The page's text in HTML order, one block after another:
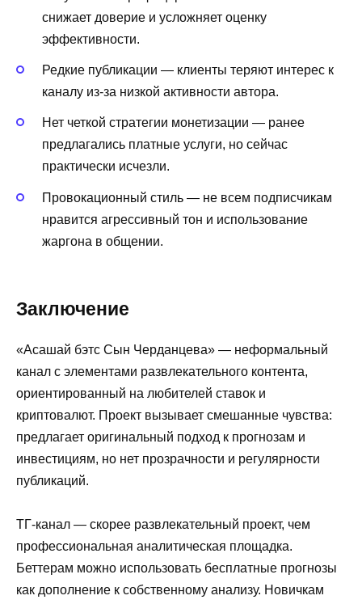
снижает доверие и усложняет оценку
эффективности.
Редкие публикации — клиенты теряют интерес к
каналу из-за низкой активности автора.
Нет четкой стратегии монетизации — ранее
предлагались платные услуги, но сейчас
практически исчезли.
Провокационный стиль — не всем подписчикам
нравится агрессивный тон и использование
жаргона в общении.
Заключение
«Асашай бэтс Сын Черданцева» — неформальный
канал с элементами развлекательного контента,
ориентированный на любителей ставок и
криптовалют. Проект вызывает смешанные чувства:
предлагает оригинальный подход к прогнозам и
инвестициям, но нет прозрачности и регулярности
публикаций.
ТГ-канал — скорее развлекательный проект, чем
профессиональная аналитическая площадка.
Беттерам можно использовать бесплатные прогнозы
как дополнение к собственному анализу. Новичкам